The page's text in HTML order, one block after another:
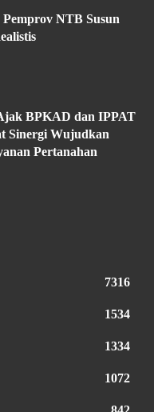
NTB Susun
BPKAD dan IPPAT
Sinergi Wujudkan
Pertanahan
7316
1534
1334
1072